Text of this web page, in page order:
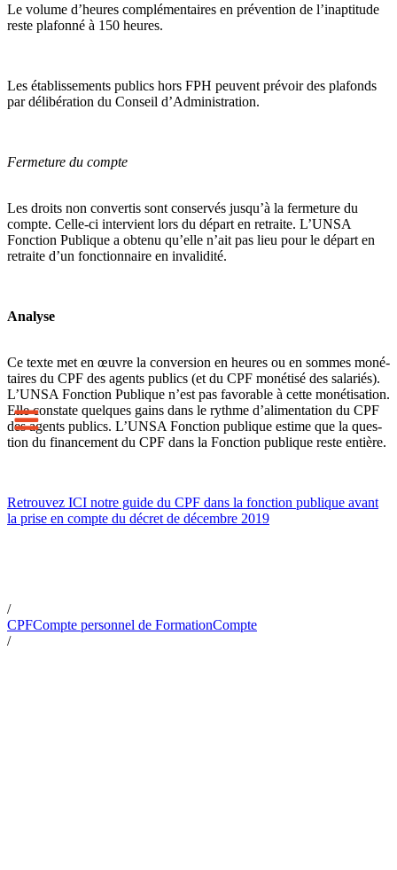
Le volume d’heures com­plé­men­tai­res en pré­ven­tion de l’inap­ti­tude
reste pla­fonné à 150 heures.
Les établissements publics hors FPH peu­vent pré­voir des pla­fonds
par déli­bé­ra­tion du Conseil d’Administration.
Fermeture du compte
Les droits non conver­tis sont conser­vés jusqu’à la fer­me­ture du
compte. Celle-ci inter­vient lors du départ en retraite. L’UNSA
Fonction Publique a obtenu qu’elle n’ait pas lieu pour le départ en
retraite d’un fonc­tion­naire en inva­li­dité.
Analyse
Ce texte met en œuvre la conver­sion en heures ou en sommes moné­
tai­res du CPF des agents publics (et du CPF moné­tisé des sala­riés).
L’UNSA Fonction Publique n’est pas favo­ra­ble à cette moné­ti­sa­tion.
Elle cons­tate quel­ques gains dans le rythme d’ali­men­ta­tion du CPF
des agents publics. L’UNSA Fonction publi­que estime que la ques­
tion du finan­ce­ment du CPF dans la Fonction publi­que reste entière.
Retrouvez ICI notre guide du CPF dans la fonc­tion publi­que avant
la prise en compte du décret de décembre 2019
/
CPFCompte personnel de FormationCompte
/